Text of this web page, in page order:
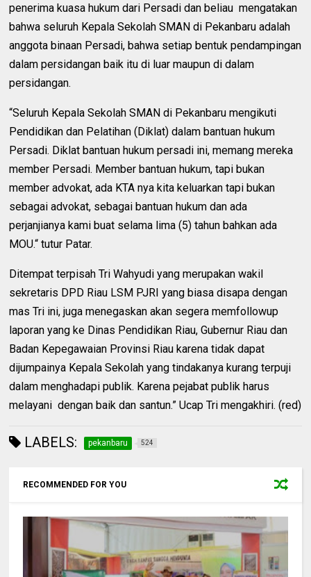
penerima kuasa hukum dari Persadi dan beliau mengatakan
bahwa seluruh Kepala Sekolah SMAN di Pekanbaru adalah
anggota binaan Persadi, bahwa setiap bentuk pendampingan
dalam persidangan baik itu di luar maupun di dalam
persidangan.
“Seluruh Kepala Sekolah SMAN di Pekanbaru mengikuti
Pendidikan dan Pelatihan (Diklat) dalam bantuan hukum
Persadi. Diklat bantuan hukum persadi ini, memang mereka
member Persadi. Member bantuan hukum, tapi bukan
member advokat, ada KTA nya kita keluarkan tapi bukan
sebagai advokat, sebagai bantuan hukum dan ada
perjanjianya kami buat selama lima (5) tahun bahkan ada
MOU.“ tutur Patar.
Ditempat terpisah Tri Wahyudi yang merupakan wakil
sekretaris DPD Riau LSM PJRI yang biasa disapa dengan
mas Tri ini, juga menegaskan akan segera memfollowup
laporan yang ke Dinas Pendidikan Riau, Gubernur Riau dan
Badan Kepegawaian Provinsi Riau karena tidak dapat
dijumpainya Kepala Sekolah yang tindakanya kurang terpuji
dalam menghadapi publik. Karena pejabat publik harus
melayani dengan baik dan santun.” Ucap Tri mengakhiri. (red)
LABELS: pekanbaru 524
RECOMMENDED FOR YOU